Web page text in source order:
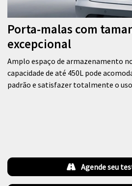
Porta-malas com
excepcional
Amplo espaço de armazenamento
capacidade de até 450L pode
padrão e satisfazer totalmente o
Agende seu